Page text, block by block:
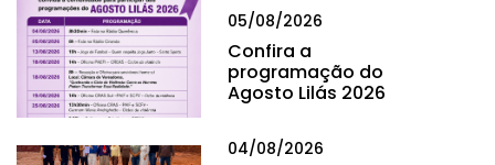
05/08/2026
Confira a
programação do
Agosto Lilás 2026
04/08/2026